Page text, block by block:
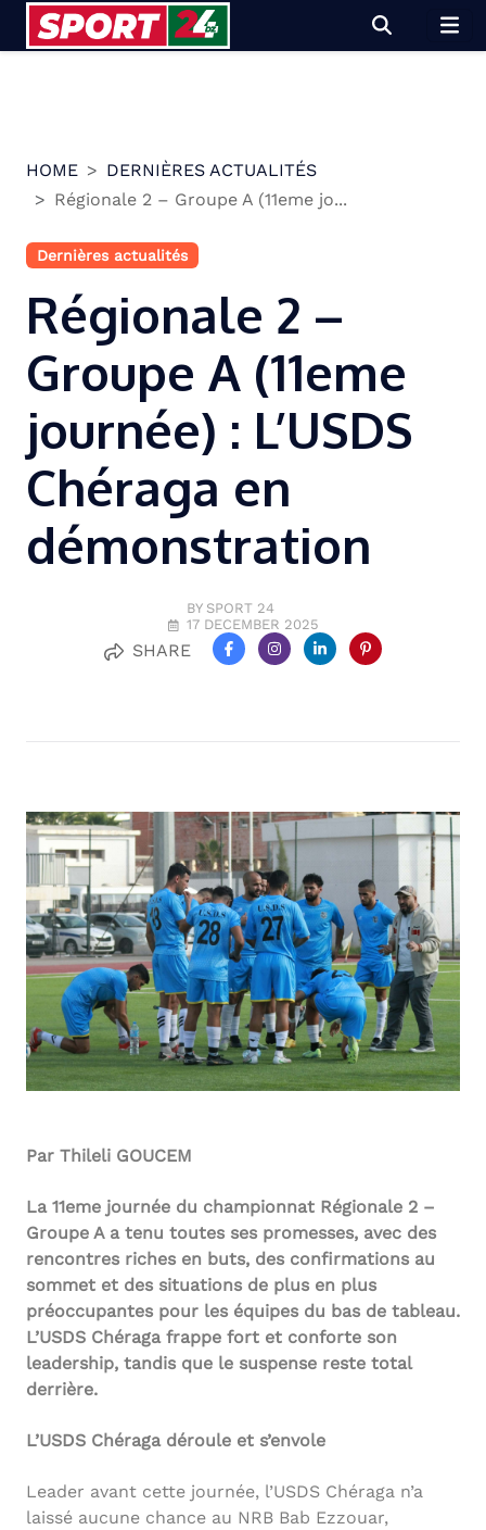
HOME
DERNIÈRES ACTUALITÉS
Régionale 2 – Groupe A (11eme jo...
Dernières actualités
Régionale 2 –
Groupe A (11eme
journée) : L’USDS
Chéraga en
démonstration
BY SPORT 24
17 DECEMBER 2025
SHARE
Par Thileli GOUCEM
La 11eme journée du championnat Régionale 2 –
Groupe A a tenu toutes ses promesses, avec des
rencontres riches en buts, des confirmations au
sommet et des situations de plus en plus
préoccupantes pour les équipes du bas de tableau.
L’USDS Chéraga frappe fort et conforte son
leadership, tandis que le suspense reste total
derrière.
L’USDS Chéraga déroule et s’envole
Leader avant cette journée, l’USDS Chéraga n’a
laissé aucune chance au NRB Bab Ezzouar,